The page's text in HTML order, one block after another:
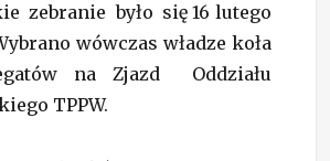
zebranie było się 16 lutego
wówczas władze koła
na Zjazd Oddziału
TPPW.